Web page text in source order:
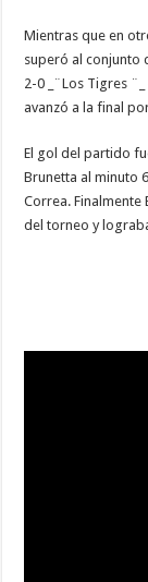
Mientras que en
superó al conjunto
2-0 _¨Los Tigres
avanzó a la final
El gol del partido
Brunetta al minuto
Correa.
del torneo y